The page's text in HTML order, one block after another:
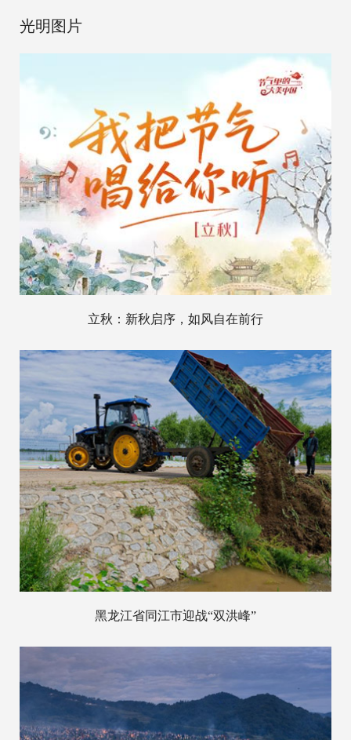
光明图片
立秋：新秋启序，如风自在前行
黑龙江省同江市迎战“双洪峰”